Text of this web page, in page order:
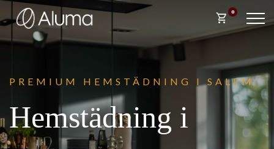
shopping_cart 0
PREM IUM HEMSTÄDNING I SALEM
Hemstädning i